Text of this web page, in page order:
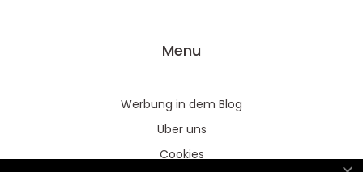
Menu
Werbung in dem Blog
Über uns
Cookies